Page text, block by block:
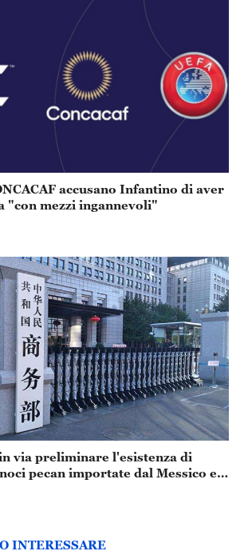
accusano Infantino di aver
"con mezzi ingannevoli"
via preliminare l'esistenza di
pecan importate dal Messico e
INTERESSARE